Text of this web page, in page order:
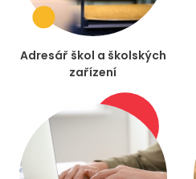
Adresář škol a školských
zařízení